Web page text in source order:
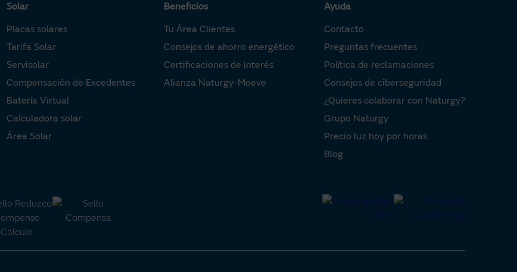
Solar
Placas solares
Tarifa Solar
Servisolar
Compensación de Excedentes
Batería Virtual
Calculadora solar
Área Solar
Beneficios
Tu Área Clientes
Consejos de ahorro energético
Certificaciones de interés
Alianza Naturgy-Moeve
Ayuda
Contacto
Preguntas frecuentes
Política de reclamaciones
Consejos de ciberseguridad
¿Quieres colaborar con Naturgy?
Grupo Naturgy
Precio luz hoy por horas
Blog